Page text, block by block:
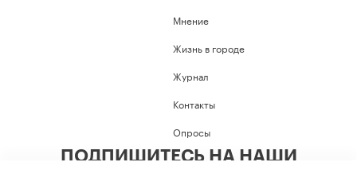
Мнение
Жизнь в городе
Журнал
Контакты
Опросы
ПОДПИШИТЕСЬ НА НАШИ